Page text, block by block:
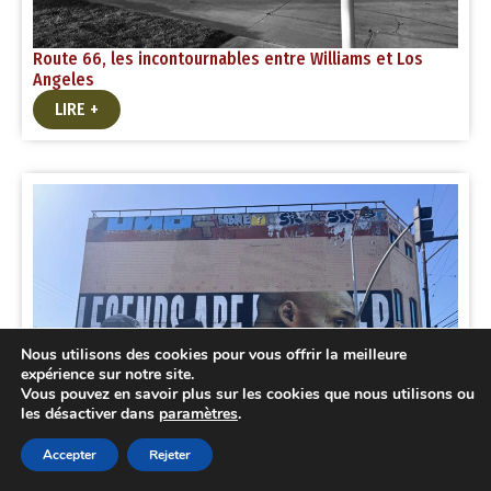
Route 66, les incontournables entre Williams et Los
Angeles
LIRE +
Nous utilisons des cookies pour vous offrir la meilleure
expérience sur notre site.
Vous pouvez en savoir plus sur les cookies que nous utilisons ou
les désactiver dans paramètres.
Accepter Rejeter